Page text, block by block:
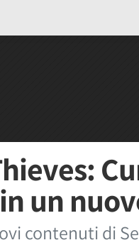
un
contenuti di